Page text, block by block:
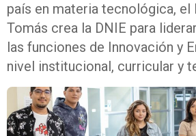
país en materia tecnológica, el
Tomás crea la DNIE para
las funciones de Innovación y
nivel institucional, curricular y